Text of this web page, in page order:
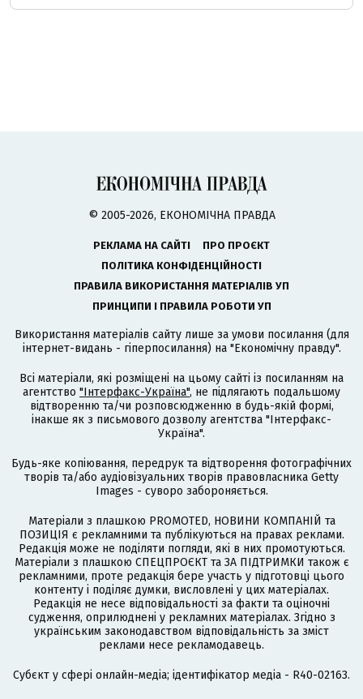
© 2005-2026, ЕКОНОМІЧНА ПРАВДА
РЕКЛАМА НА САЙТІ
ПРО ПРОЄКТ
ПОЛІТИКА КОНФІДЕНЦІЙНОСТІ
ПРАВИЛА ВИКОРИСТАННЯ МАТЕРІАЛІВ УП
ПРИНЦИПИ І ПРАВИЛА РОБОТИ УП
Використання матеріалів сайту лише за умови посилання (для
інтернет-видань - гіперпосилання) на "Економічну правду".
Всі матеріали, які розміщені на цьому сайті із посиланням на
агентство "Інтерфакс-Україна", не підлягають подальшому
відтворенню та/чи розповсюдженню в будь-якій формі,
інакше як з письмового дозволу агентства "Інтерфакс-
Україна".
Будь-яке копіювання, передрук та відтворення фотографічних
творів та/або аудіовізуальних творів правовласника Getty
Images - суворо забороняється.
Матеріали з плашкою PROMOTED, НОВИНИ КОМПАНІЙ та
ПОЗИЦІЯ є рекламними та публікуються на правах реклами.
Редакція може не поділяти погляди, які в них промотуються.
Матеріали з плашкою СПЕЦПРОЄКТ та ЗА ПІДТРИМКИ також є
рекламними, проте редакція бере участь у підготовці цього
контенту і поділяє думки, висловлені у цих матеріалах.
Редакція не несе відповідальності за факти та оціночні
судження, оприлюднені у рекламних матеріалах. Згідно з
українським законодавством відповідальність за зміст
реклами несе рекламодавець.
Cубєкт у сфері онлайн-медіа; ідентифікатор медіа - R40-02163.